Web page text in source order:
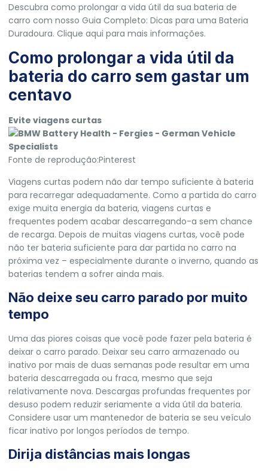
Descubra como prolongar a vida útil da sua bateria de
carro com nosso Guia Completo: Dicas para uma Bateria
Duradoura. Clique aqui para mais informações.
Como prolongar a vida útil da
bateria do carro sem gastar um
centavo
Evite viagens curtas
Fonte de reprodução:Pinterest
Viagens curtas podem não dar tempo suficiente à bateria
para recarregar adequadamente. Como a partida do carro
exige muita energia da bateria, viagens curtas e
frequentes podem acabar descarregando-a sem chance
de recarga. Depois de muitas viagens curtas, você pode
não ter bateria suficiente para dar partida no carro na
próxima vez – especialmente durante o inverno, quando as
baterias tendem a sofrer ainda mais.
Não deixe seu carro parado por muito
tempo
Uma das piores coisas que você pode fazer pela bateria é
deixar o carro parado. Deixar seu carro armazenado ou
inativo por mais de duas semanas pode resultar em uma
bateria descarregada ou fraca, mesmo que seja
relativamente nova. Descargas profundas frequentes por
desuso podem reduzir seriamente a vida útil da bateria.
Considere usar um mantenedor de bateria se seu veículo
ficar inativo por longos períodos de tempo.
Dirija distâncias mais longas